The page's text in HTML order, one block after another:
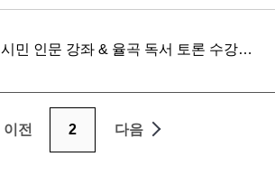
2025 하반기 율곡 시민 인문 강좌 & 율곡 독서 토론 수강생 모집
이전 2 다음